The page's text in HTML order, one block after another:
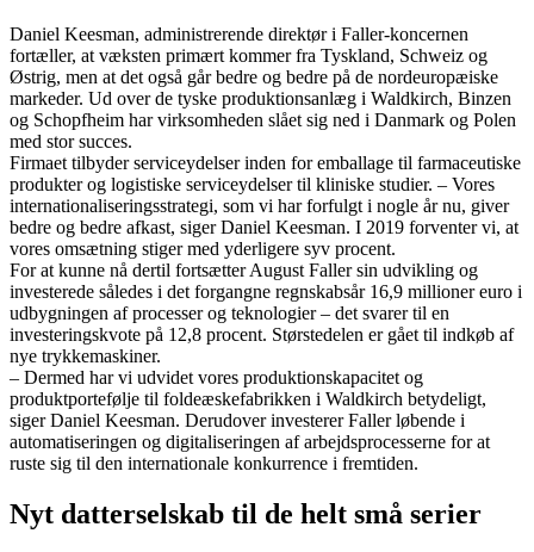
Daniel Keesman, administrerende direktør i Faller-koncernen
fortæller, at væksten primært kommer fra Tyskland, Schweiz og
Østrig, men at det også går bedre og bedre på de nordeuropæiske
markeder. Ud over de tyske produktionsanlæg i Waldkirch, Binzen
og Schopfheim har virksomheden slået sig ned i Danmark og Polen
med stor succes.
Firmaet tilbyder serviceydelser inden for emballage til farmaceutiske
produkter og logistiske serviceydelser til kliniske studier. – Vores
internationaliseringsstrategi, som vi har forfulgt i nogle år nu, giver
bedre og bedre afkast, siger Daniel Keesman. I 2019 forventer vi, at
vores omsætning stiger med yderligere syv procent.
For at kunne nå dertil fortsætter August Faller sin udvikling og
investerede således i det forgangne regnskabsår 16,9 millioner euro i
udbygningen af processer og teknologier – det svarer til en
investeringskvote på 12,8 procent. Størstedelen er gået til indkøb af
nye trykkemaskiner.
– Dermed har vi udvidet vores produktionskapacitet og
produktportefølje til foldeæskefabrikken i Waldkirch betydeligt,
siger Daniel Keesman. Derudover investerer Faller løbende i
automatiseringen og digitaliseringen af arbejdsprocesserne for at
ruste sig til den internationale konkurrence i fremtiden.
Nyt datterselskab til de helt små serier